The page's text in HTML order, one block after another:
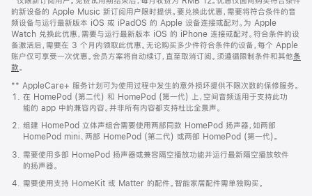
页
脚
的新设备的 Apple Music 新订阅用户限时提供。要兑换此优惠，需要将符合条件的音
频设备与运行最新版本 iOS 或 iPadOS 的 Apple 设备连接或配对。为 Apple
Watch 兑换此优惠，需要与运行最新版本 iOS 的 iPhone 连接或配对。符合条件的设
备激活后，需要在 3 个月内领取此优惠。无论购买多少件符合条件的设备，每个 Apple
账户仅可享受一次优惠。会员方案将自动续订，直至取消订阅。须遵循限制条件和其他条
款。
窗
口
中
打
开)
** AppleCare+ 服务计划可为使用过程中发生的意外损坏提供不限次数的保修服务。
在 HomePod (第二代) 和 HomePod (第一代) 上，空间音频适用于支持此功
能的 app 中的兼容内容。并非所有内容都支持杜比全景声。
组建 HomePod 立体声组合需要使用两部同款 HomePod 扬声器，如两部
HomePod mini、两部 HomePod (第二代) 或两部 HomePod (第一代)。
需要使用多部 HomePod 扬声器或兼容隔空播放功能并运行最新隔空播放软件
的扬声器。
需要使用支持 HomeKit 或 Matter 的配件。智能家居配件需单独购买。